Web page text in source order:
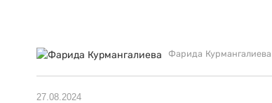
Фарида Курмангалиева
27.08.2024